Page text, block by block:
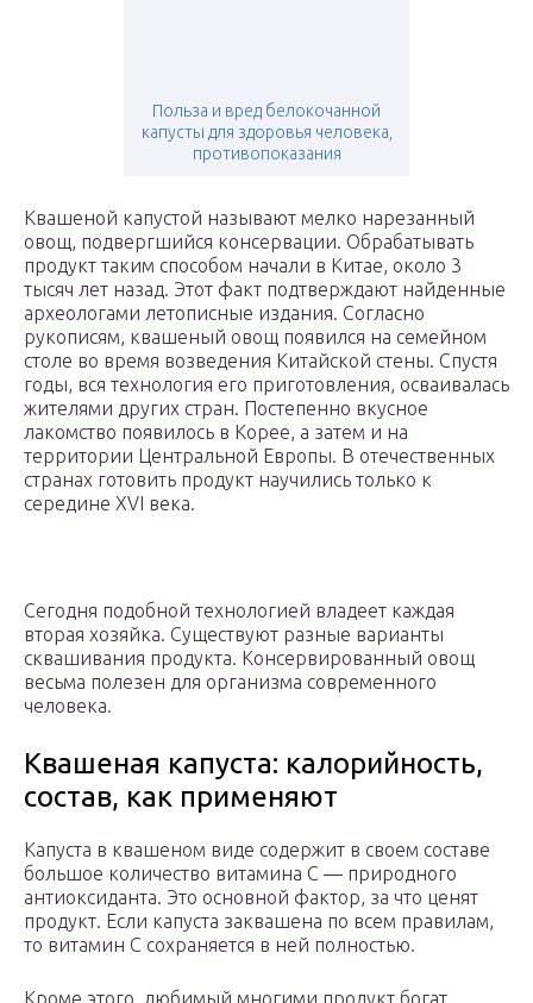
Польза и вред белокочанной
капусты для здоровья человека,
противопоказания
Квашеной капустой называют мелко нарезанный
овощ, подвергшийся консервации. Обрабатывать
продукт таким способом начали в Китае, около 3
тысяч лет назад. Этот факт подтверждают найденные
археологами летописные издания. Согласно
рукописям, квашеный овощ появился на семейном
столе во время возведения Китайской стены. Спустя
годы, вся технология его приготовления, осваивалась
жителями других стран. Постепенно вкусное
лакомство появилось в Корее, а затем и на
территории Центральной Европы. В отечественных
странах готовить продукт научились только к
середине XVI века.
Сегодня подобной технологией владеет каждая
вторая хозяйка. Существуют разные варианты
сквашивания продукта. Консервированный овощ
весьма полезен для организма современного
человека.
Квашеная капуста: калорийность,
состав, как применяют
Капуста в квашеном виде содержит в своем составе
большое количество витамина С — природного
антиоксиданта. Это основной фактор, за что ценят
продукт. Если капуста заквашена по всем правилам,
то витамин С сохраняется в ней полностью.
Кроме этого, любимый многими продукт богат